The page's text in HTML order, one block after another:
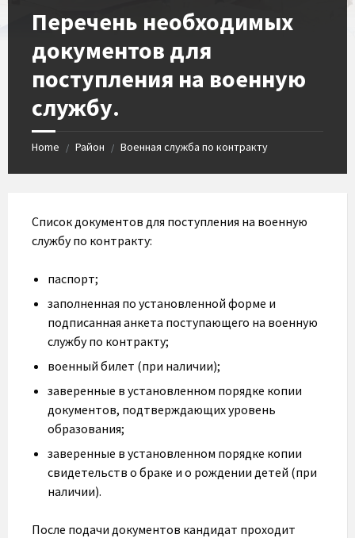
Перечень необходимых
документов для
поступления на военную
службу.
Home / Район / Военная служба по контракту
Список документов для поступления на военную
службу по контракту:
паспорт;
заполненная по установленной форме и
подписанная анкета поступающего на военную
службу по контракту;
военный билет (при наличии);
заверенные в установленном порядке копии
документов, подтверждающих уровень
образования;
заверенные в установленном порядке копии
свидетельств о браке и о рождении детей (при
наличии).
После подачи документов кандидат проходит